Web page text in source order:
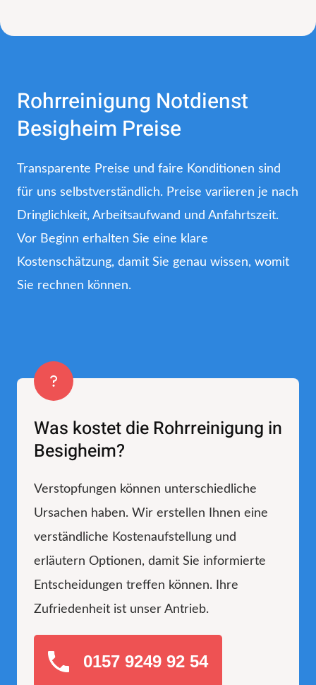
Rohrreinigung Notdienst
Besigheim Preise
Transparente Preise und faire Konditionen sind
für uns selbstverständlich. Preise variieren je nach
Dringlichkeit, Arbeitsaufwand und Anfahrtszeit.
Vor Beginn erhalten Sie eine klare
Kostenschätzung, damit Sie genau wissen, womit
Sie rechnen können.
Was kostet die Rohrreinigung in
Besigheim?
Verstopfungen können unterschiedliche
Ursachen haben. Wir erstellen Ihnen eine
verständliche Kostenaufstellung und
erläutern Optionen, damit Sie informierte
Entscheidungen treffen können. Ihre
Zufriedenheit ist unser Antrieb.
0157 9249 92 54